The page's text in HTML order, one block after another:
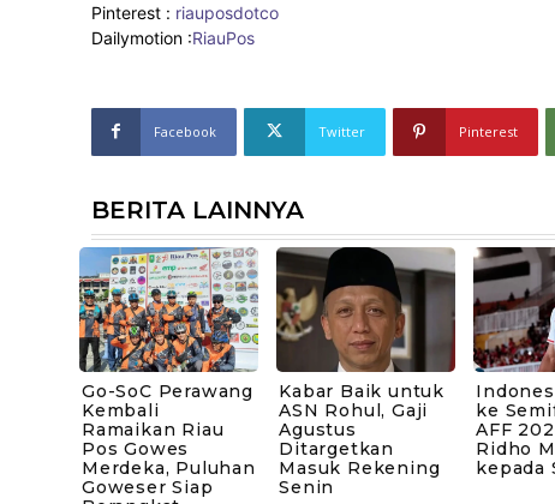
Pinterest : riauposdotco
Dailymotion :RiauPos
Facebook Twitter Pinterest
BERITA LAINNYA
Go-SoC Perawang
Kembali
Ramaikan Riau
Pos Gowes
Merdeka, Puluhan
Goweser Siap
Kabar Baik untuk
ASN Rohul, Gaji
Agustus
Ditargetkan
Masuk Rekening
Senin
ke
AFF
Ridho
kepada